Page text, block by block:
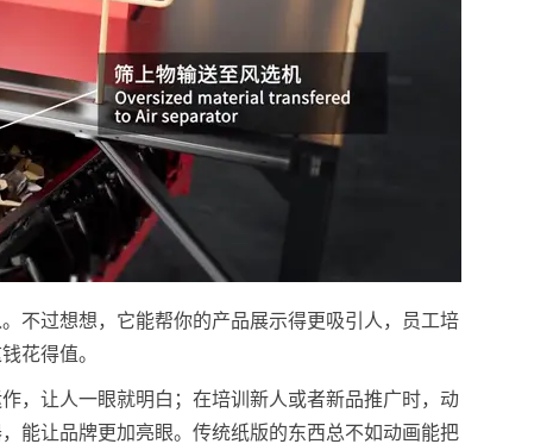
不过想想，它能帮你的产品展示得更吸引人，员工培
花得值。
，让人一眼就明白；在培训新人或者新品推广时，动
能让品牌更加亮眼。传统纸版的东西总不如动画能把